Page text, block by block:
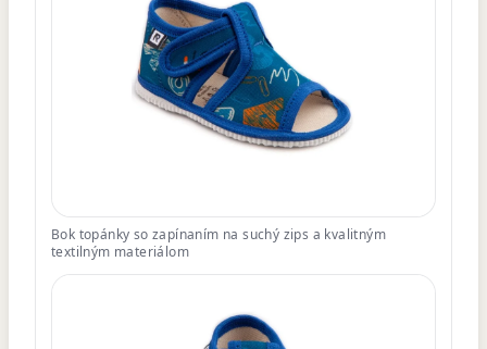
Bok topánky so zapínaním na suchý zips a kvalitným
textilným materiálom